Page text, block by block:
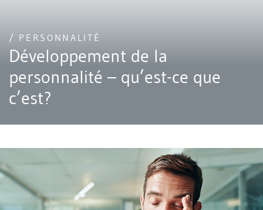
/ PERSONNALITÉ
Développement de la
personnalité – qu’est-ce que
c’est?